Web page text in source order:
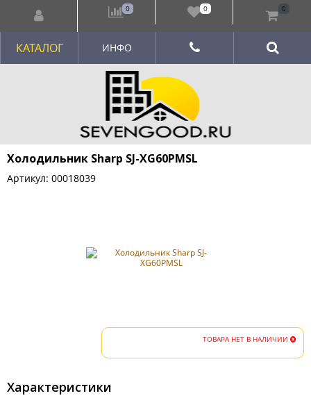
КАТАЛОГ ИНФО
Холодильник Sharp SJ-XG60PMSL
Артикул: 00018039
ТОВАРА НЕТ В НАЛИЧИИ
Характеристики
0 0 0